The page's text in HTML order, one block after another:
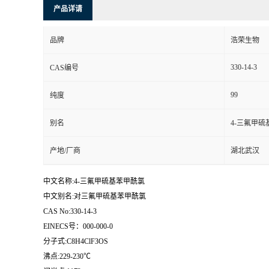
产品详请
品牌 浩荣生物
CAS编号 330-14-3
纯度 99
别名 4-三氟甲硫
产地/厂商 湖北武汉
中文名称:4-三氟甲硫基苯甲酰氯
中文别名:对三氟甲硫基苯甲酰氯
CAS No:330-14-3
EINECS号：000-000-0
分子式:C8H4ClF3OS
沸点:229-230℃